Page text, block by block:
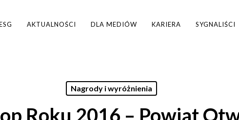
AKTUALNOŚCI DLA MEDIÓW KARIERA SYGNALIŚCI
Nagrody i wyróżnienia
Roku 2016 – Powiat